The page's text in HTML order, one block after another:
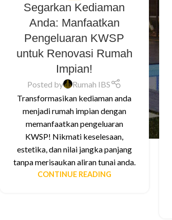
Segarkan Kediaman
Anda: Manfaatkan
Pengeluaran KWSP
untuk Renovasi Rumah
Impian!
Posted by
Rumah IBS
Transformasikan kediaman anda
menjadi rumah impian dengan
memanfaatkan pengeluaran
KWSP! Nikmati keselesaan,
estetika, dan nilai jangka panjang
tanpa merisaukan aliran tunai anda.
CONTINUE READING